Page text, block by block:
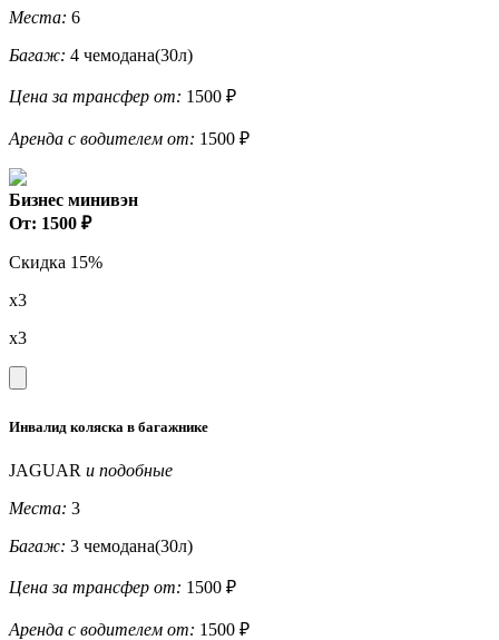
Места: 6
Багаж: 4 чемодана(30л)
Цена за трансфер от: 1500 ₽
Аренда с водителем от: 1500 ₽
Бизнес минивэн
От: 1500 ₽
Скидка 15%
x3
x3
Инвалид коляска в багажнике
JAGUAR и подобные
Места: 3
Багаж: 3 чемодана(30л)
Цена за трансфер от: 1500 ₽
Аренда с водителем от: 1500 ₽